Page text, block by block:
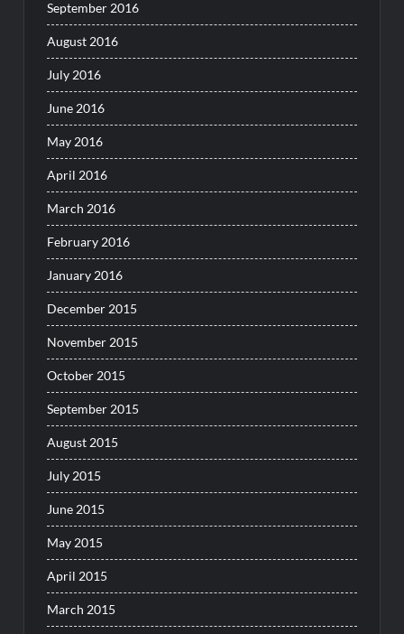
September 2016
August 2016
July 2016
June 2016
May 2016
April 2016
March 2016
February 2016
January 2016
December 2015
November 2015
October 2015
September 2015
August 2015
July 2015
June 2015
May 2015
April 2015
March 2015